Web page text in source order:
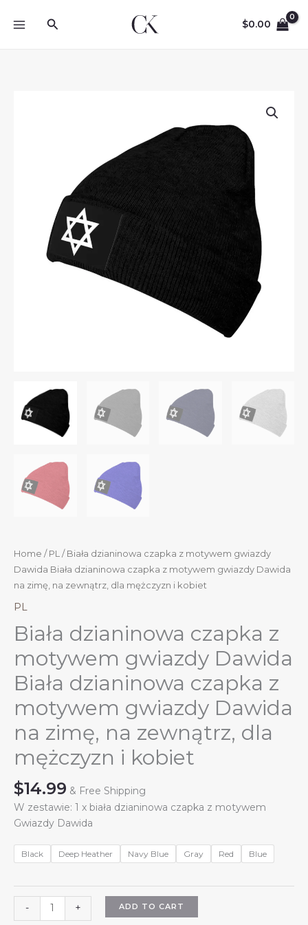
Search $0.00
Home / PL / Biała dzianinowa czapka z motywem gwiazdy
Dawida Biała dzianinowa czapka z motywem gwiazdy Dawida
na zimę, na zewnątrz, dla mężczyzn i kobiet
PL
Biała dzianinowa czapka z
motywem gwiazdy Dawida
Biała dzianinowa czapka z
motywem gwiazdy Dawida
na zimę, na zewnątrz, dla
mężczyzn i kobiet
$14.99 & Free Shipping
W zestawie: 1 x biała dzianinowa czapka z motywem
Gwiazdy Dawida
Black Deep Heather Navy Blue Gray Red Blue
-
dzianinowa
+ ADD TO CART